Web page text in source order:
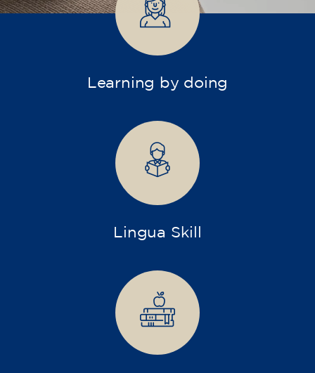
Learning by doing
Lingua Skill